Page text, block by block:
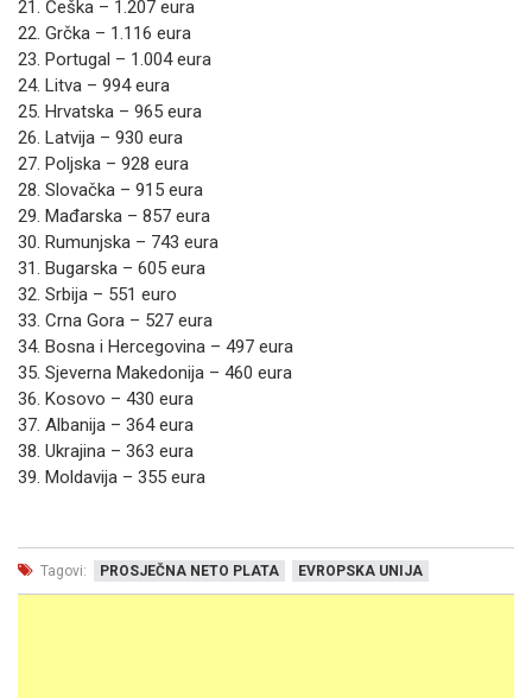
21. Češka – 1.207 eura
22. Grčka – 1.116 eura
23. Portugal – 1.004 eura
24. Litva – 994 eura
25. Hrvatska – 965 eura
26. Latvija – 930 eura
27. Poljska – 928 eura
28. Slovačka – 915 eura
29. Mađarska – 857 eura
30. Rumunjska – 743 eura
31. Bugarska – 605 eura
32. Srbija – 551 euro
33. Crna Gora – 527 eura
34. Bosna i Hercegovina – 497 eura
35. Sjeverna Makedonija – 460 eura
36. Kosovo – 430 eura
37. Albanija – 364 eura
38. Ukrajina – 363 eura
39. Moldavija – 355 eura
Tagovi: PROSJEČNA NETO PLATA EVROPSKA UNIJA